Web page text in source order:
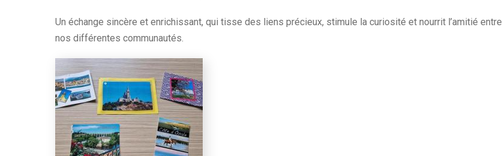
Un échange sincère et enrichissant, qui tisse des liens précieux, stimule la curiosité et nourrit l’amitié entre
nos différentes communautés.